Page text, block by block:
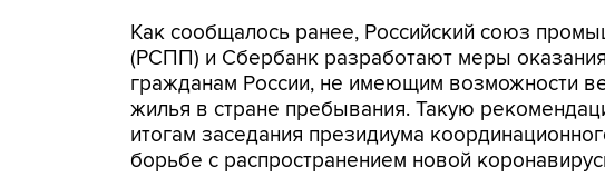
Как сообщалось ранее, Российский союз
(РСПП) и Сбербанк разработают меры
гражданам России, не имеющим возможности
жилья в стране пребывания. Такую
итогам заседания президиума
борьбе с распространением новой